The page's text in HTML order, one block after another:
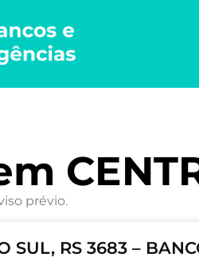
prévio.
SUL, RS 3683 –